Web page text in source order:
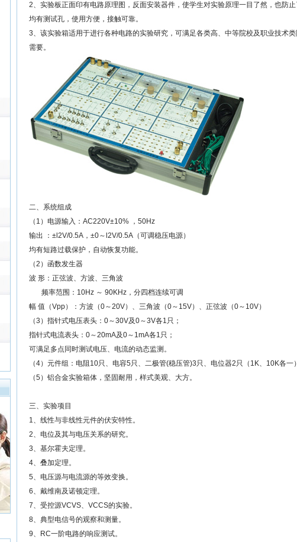
2、实验板正面印有电路原理图，反面安装器件，使学生对实验原理一目了然，也防
均有测试孔，使用方便，接触可靠。
3、该实验箱适用于进行各种电路的实验研究，可满足各类高、中等院校及职业技术
需要。
二、系统组成
（1）电源输入：AC220V±10% ，50Hz
输出 ：±l2V/0.5A，±0～l2V/0.5A（可调稳压电源）
均有短路过载保护，自动恢复功能。
（2）函数发生器
波 形：正弦波、方波、三角波
频率范围：10Hz ～ 90KHz，分四档连续可调
幅 值（Vpp）：方波（0～20V）、三角波（0～15V）、正弦波（0～10V）
（3）指针式电压表头：0～30V及0～3V各1只；
指针式电流表头：0～20mA及0～1mA各1只；
可满足多点同时测试电压、电流的动态监测。
（4）元件组：电阻10只、电容5只、二极管(稳压管)3只、电位器2只（1K、10K各一
（5）铝合金实验箱体，坚固耐用，样式美观、大方。
三、实验项目
1、线性与非线性元件的伏安特性。
2、电位及其与电压关系的研究。
3、基尔霍夫定理。
4、叠加定理。
5、电压源与电流源的等效变换。
6、戴维南及诺顿定理。
7、受控源VCVS、VCCS的实验。
8、典型电信号的观察和测量。
9、RC一阶电路的响应测试。